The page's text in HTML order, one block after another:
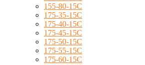
155-80-15C
175-35-15C
175-40-15C
175-45-15C
175-50-15C
175-55-15C
175-60-15C